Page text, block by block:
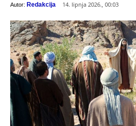
Autor: Redakcija 14. lipnja 2026., 00:03